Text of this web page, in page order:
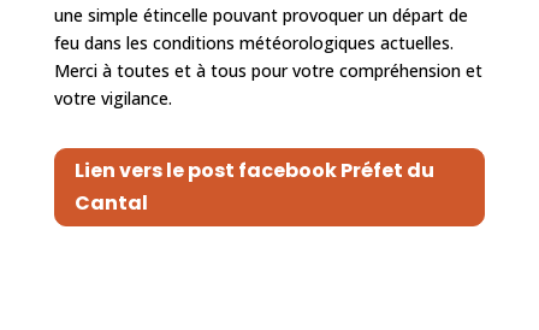
une simple étincelle pouvant provoquer un départ de
feu dans les conditions météorologiques actuelles.
Merci à toutes et à tous pour votre compréhension et
votre vigilance.
Lien vers le post facebook Préfet du
Cantal